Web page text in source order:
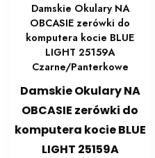
Damskie Okulary NA
OBCASIE zerówki do
komputera kocie BLUE
LIGHT 25159A
Czarne/Panterkowe
Damskie Okulary NA
OBCASIE zerówki do
komputera kocie BLUE
LIGHT 25159A